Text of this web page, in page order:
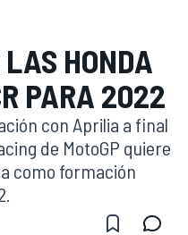
HONDA
PARA 2022
con Aprilia a final
de MotoGP quiere
como formación